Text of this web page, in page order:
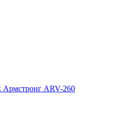
Армстронг ARV-260